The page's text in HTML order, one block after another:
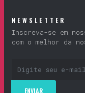
NEWSLETTER
Inscreva-se em
com o melhor da